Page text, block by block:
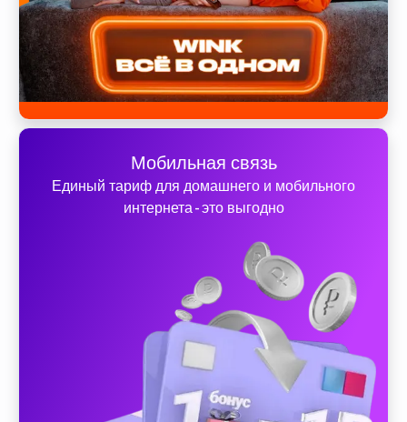
Мобильная связь
Единый тариф для домашнего и мобильного
интернета - это выгодно